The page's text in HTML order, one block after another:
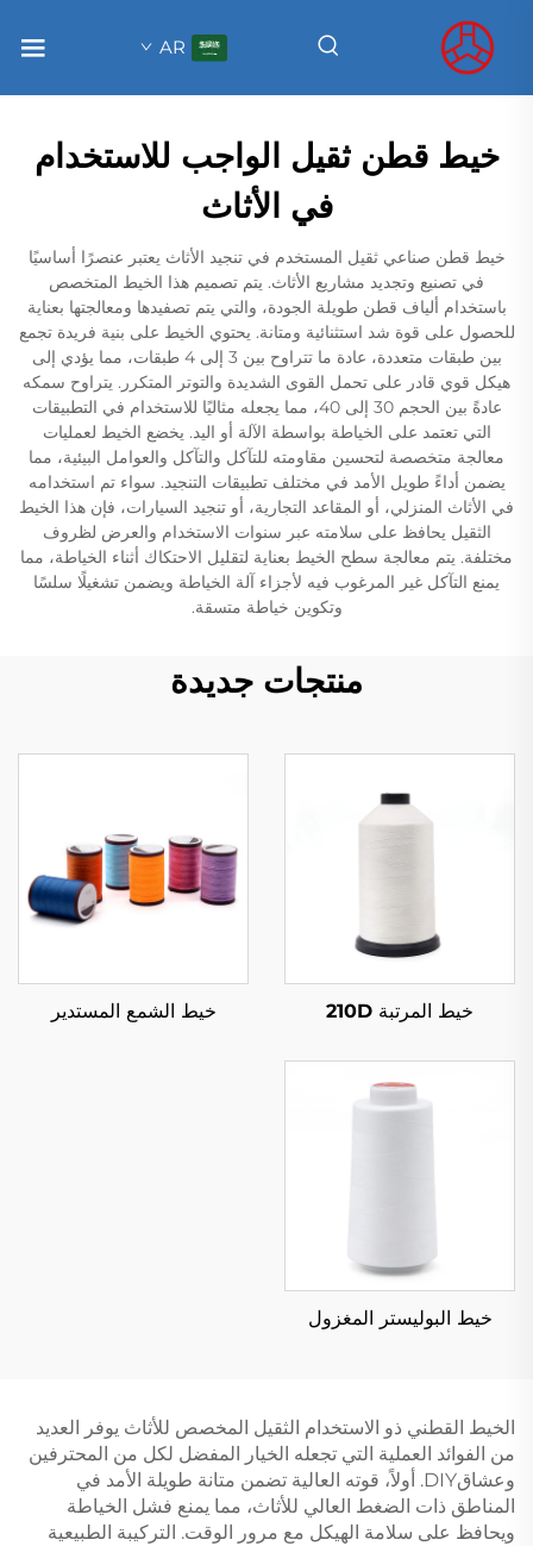
AR
خيط قطن ثقيل الواجب للاستخدام
في الأثاث
خيط قطن صناعي ثقيل المستخدم في تنجيد الأثاث يعتبر عنصرًا أساسيًا
في تصنيع وتجديد مشاريع الأثاث. يتم تصميم هذا الخيط المتخصص
باستخدام ألياف قطن طويلة الجودة، والتي يتم تصفيدها ومعالجتها بعناية
للحصول على قوة شد استثنائية ومتانة. يحتوي الخيط على بنية فريدة تجمع
بين طبقات متعددة، عادة ما تتراوح بين 3 إلى 4 طبقات، مما يؤدي إلى
هيكل قوي قادر على تحمل القوى الشديدة والتوتر المتكرر. يتراوح سمكه
عادةً بين الحجم 30 إلى 40، مما يجعله مثاليًا للاستخدام في التطبيقات
التي تعتمد على الخياطة بواسطة الآلة أو اليد. يخضع الخيط لعمليات
معالجة متخصصة لتحسين مقاومته للتآكل والتآكل والعوامل البيئية، مما
يضمن أداءً طويل الأمد في مختلف تطبيقات التنجيد. سواء تم استخدامه
في الأثاث المنزلي، أو المقاعد التجارية، أو تنجيد السيارات، فإن هذا الخيط
الثقيل يحافظ على سلامته عبر سنوات الاستخدام والعرض لظروف
مختلفة. يتم معالجة سطح الخيط بعناية لتقليل الاحتكاك أثناء الخياطة، مما
يمنع التآكل غير المرغوب فيه لأجزاء آلة الخياطة ويضمن تشغيلًا سلسًا
وتكوين خياطة متسقة.
منتجات جديدة
خيط المرتبة 210D خيط الشمع المستدير
خيط البوليستر المغزول
الخيط القطني ذو الاستخدام الثقيل المخصص للأثاث يوفر العديد
من الفوائد العملية التي تجعله الخيار المفضل لكل من المحترفين
وعشاقDIY. أولاً، قوته العالية تضمن متانة طويلة الأمد في
المناطق ذات الضغط العالي للأثاث، مما يمنع فشل الخياطة
ويحافظ على سلامة الهيكل مع مرور الوقت. التركيبة الطبيعية